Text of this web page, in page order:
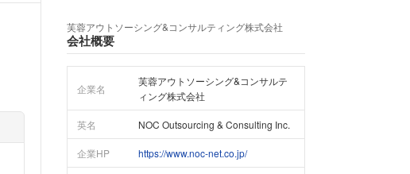
芙蓉アウトソーシング&コンサルティング株式会社
会社概要
企業名
芙蓉アウトソーシング&コンサルテ
ィング株式会社
英名 NOC Outsourcing & Consulting Inc.
企業HP https://www.noc-net.co.jp/